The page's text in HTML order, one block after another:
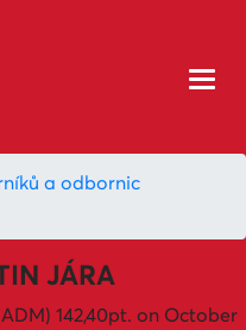
a odbornic
JÁRA
142,40pt. on October